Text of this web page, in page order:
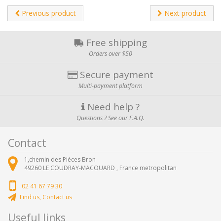
Previous product Next product
Free shipping
Orders over $50
Secure payment
Multi-payment platform
Need help ?
Questions ? See our F.A.Q.
Contact
1,chemin des Pièces Bron
49260 LE COUDRAY-MACOUARD , France metropolitan
02 41 67 79 30
Find us, Contact us
Useful links